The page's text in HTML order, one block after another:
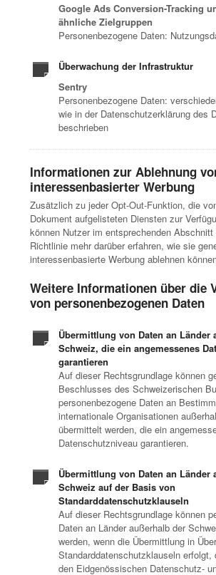
Google Ads Conversion-Tracking
ähnliche Zielgruppen
Personenbezogene Daten:
Überwachung der Infrastruktur
Sentry
Personenbezogene Daten:
wie in der Datenschutzerklärung des
beschrieben
Informationen zur Ablehnung
interessenbasierter Werbung
Zusätzlich zu jeder Opt-Out-Funktion, die
Dokument aufgelisteten Diensten zur
können Nutzer im entsprechenden Abschnitt
Richtlinie mehr darüber erfahren, wie sie
interessenbasierte Werbung ablehnen
Weitere Informationen über die
von personenbezogenen Daten
Übermittlung von Daten an Länder
Schweiz, die ein angemessenes
garantieren
Auf dieser Rechtsgrundlage können
Beschlusses des Schweizerischen
personenbezogene Daten an
internationale Organisationen
übermittelt werden, die ein
Datenschutzniveau garantieren.
Übermittlung von Daten an Länder
Schweiz auf der Basis von
Standarddatenschutzklauseln
Auf dieser Rechtsgrundlage können
Daten an Länder außerhalb der
werden, wenn die Übermittlung in
Standarddatenschutzklauseln erfolgt,
den Eidgenössischen Datenschutz-